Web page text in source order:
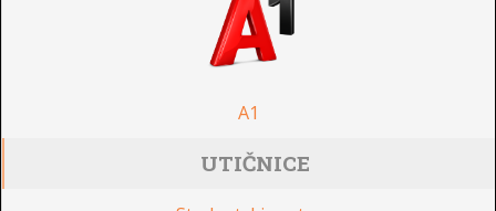
A1
UTIČNICE